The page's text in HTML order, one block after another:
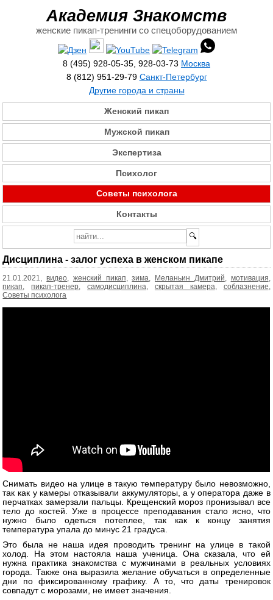
Академия Знакомств
женские пикап-тренинги со спецоборудованием
8 (495) 928-05-35, 928-03-73 Москва
8 (812) 951-29-79 Санкт-Петербург
Другие города и страны
Женский пикап
Мужской пикап
Экспертиза
Психолог
Советы психолога
Контакты
Дисциплина - залог успеха в женском пикапе
21.01.2021,видео, женский пикап,зима, Меланьин Дмитрий, мотивация,
пикап,пикап-тренер,самодисциплина, скрытая камера, соблазнение,
Советы психолога
Снимать видео на улице в такую температуру было невозможно,
так как у камеры отказывали аккумуляторы, а у оператора даже в
перчатках замерзали пальцы. Крещенский мороз пронизывал все
тело до костей. Уже в процессе преподавания стало ясно, что
нужно было одеться потеплее, так как к концу занятия
температура упала до минус 21 градуса.
Это была не наша идея проводить тренинг на улице в такой
холод. На этом настояла наша ученица. Она сказала, что ей
нужна практика знакомства с мужчинами в реальных условиях
города. Также она выразила желание обучаться в определенные
дни по фиксированному графику. А то, что даты тренировок
совпадут с морозами, не имеет значения.